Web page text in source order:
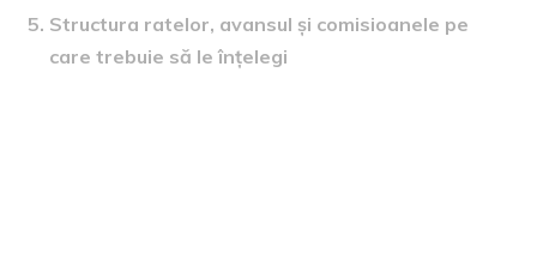
Structura ratelor, avansul și comisioanele pe
care trebuie să le înțelegi